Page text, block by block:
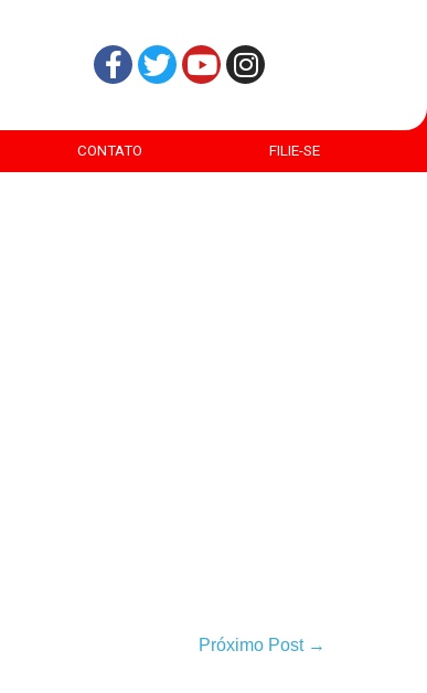
CONTATO FILIE-SE
Próximo Post →